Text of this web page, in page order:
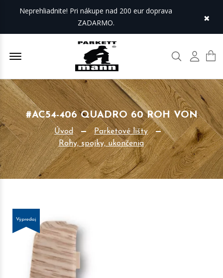
Neprehliadnite! Pri nákupe nad 200 eur doprava
ZADARMO.
×
Offcanvas Menu Open Hľadať Môj
#AC54-406 QUADRO 60 ROH VON
Úvod
Parketové lišty
Rohy, spojky, ukončenia
Výpredaj